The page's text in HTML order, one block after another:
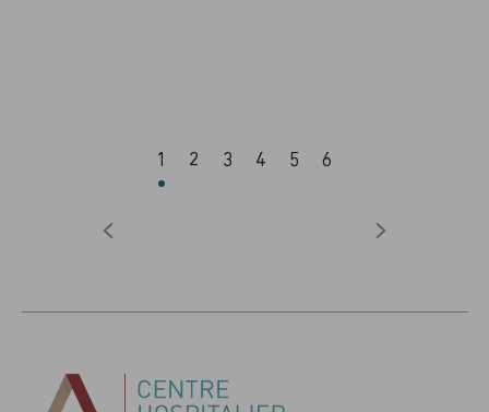
1 2 3 4 5 6